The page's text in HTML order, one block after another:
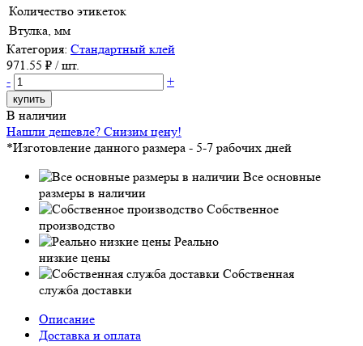
Количество этикеток
Втулка, мм
Категория: Стандартный клей
971.55 ₽ / шт.
-
+
купить
В наличии
Нашли дешевле? Снизим цену!
*Изготовление данного размера - 5-7 рабочих дней
Все основные
размеры в наличии
Собственное
производство
Реально
низкие цены
Собственная
служба доставки
Описание
Доставка и оплата